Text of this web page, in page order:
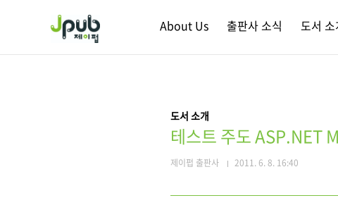
About Us 출판사 소식 도서 소
도서 소개
테스트 주도 ASP.NET
제이펍 출판사 2011. 6. 8. 16:40